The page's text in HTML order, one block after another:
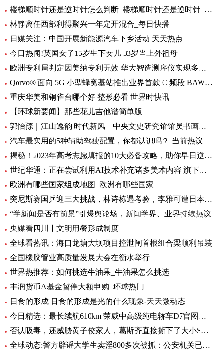
楼梯顺时针还是逆时针怎么判断_楼梯顺时针还是逆时针_头条
林静离任西部利得聚兴一年定开混合_每日快播
日媒关注：中国开展新能源汽车下乡活动 天天热点
今日热闻!英国女子15岁生下女儿 33岁当上外祖母
欧洲专利局判定因美纳专利无效 华大智造测序仪实现多国销售 环球动态
Qorvo® 面向 5G 小型蜂窝基站推出业界首款 C 频段 BAW 带通滤波器和开关/LNA 模块
重庆华美和铜雀台哪个好 整形必看 世界时快讯
【环球新要闻】那些花儿吉他谱简单版
郭怡孮｜江山逸韵 时代新风—中央文史研究馆馆员书画作品展
汽车最实用的5种辅助驾驶配置，你都认识吗？-当前热议
揭秘！2023年高考志愿填报的10大必备攻略，助你早日逆袭上岸！
世纪华通：正在尝试利用AI技术补充诸多美术内容 旗下盛趣游戏不少产品都已开始小规模使用-热门看点
欧洲有哪些国家组成地图_欧洲有哪些国家
突尼斯赛国乒迎三大挑战，林诗栋遇考验，李雅可遭日本选手围堵
“学新闻是否有前景”引爆舆论场，新闻学界、业界持续热议
央媒看四川丨文明用餐形成制度
全球看热讯：海口龙塘大坝项目控泄闸首根组合梁顺利吊装
全国橡胶管业高质量发展大会在衡水举行
世界热推荐：如何挑选牛油果_牛油果怎么挑选
丰润货币A基金暂停大额申购_环球热门
日食的形成 日食的形成是光的什么现象-天天微动态
今日精选：最长续航610km 荣威中高级纯电轿车D7官图发布
否认吸毒，还威胁黄子佼家人，葛斯齐直接撕下了大小S的虚假面具_世界新动态
全球动态:警方辟谣大学生卖淫800多次被抓：公安机关已立案调查